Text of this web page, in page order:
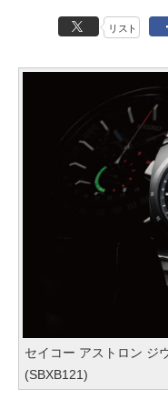
リスト
セイコー アストロン ジ
(SBXB121)